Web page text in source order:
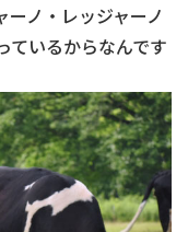
ノ・レッジャーノ
ているからなんです